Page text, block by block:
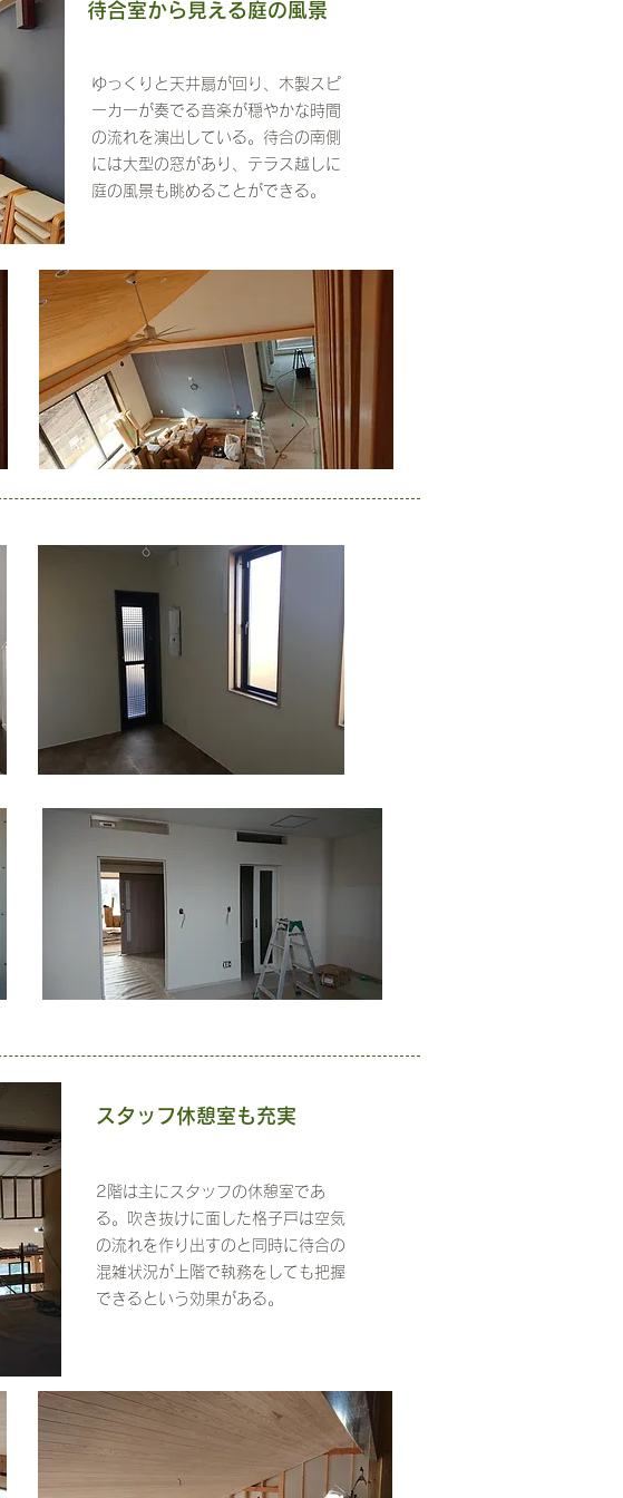
待合室から見える庭の風景
ゆっくりと天井扇が回り、木製スピ
ーカーが奏でる音楽が穏やかな時間
の流れを演出している。待合の南側
には大型の窓があり、テラス越しに
庭の風景も眺めることができる。
スタッフ休憩室も充実
2階は主にスタッフの休憩室であ
る。吹き抜けに面した格子戸は空気
の流れを作り出すのと同時に待合の
混雑状況が上階で執務をしても把握
できるという効果がある。